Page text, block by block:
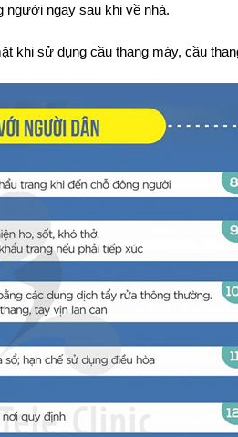
người ngay sau khi về nhà.
khi sử dụng cầu thang máy, cầu